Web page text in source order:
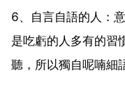
6、自言自語的人：
是吃虧的人多有的習
聽，所以獨自呢喃細